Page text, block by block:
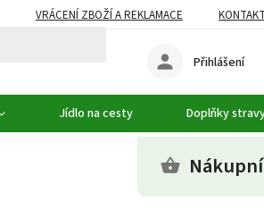
VRÁCENÍ ZBOŽÍ A REKLAMACE
Přihlášení
Jídlo na cesty Doplňky